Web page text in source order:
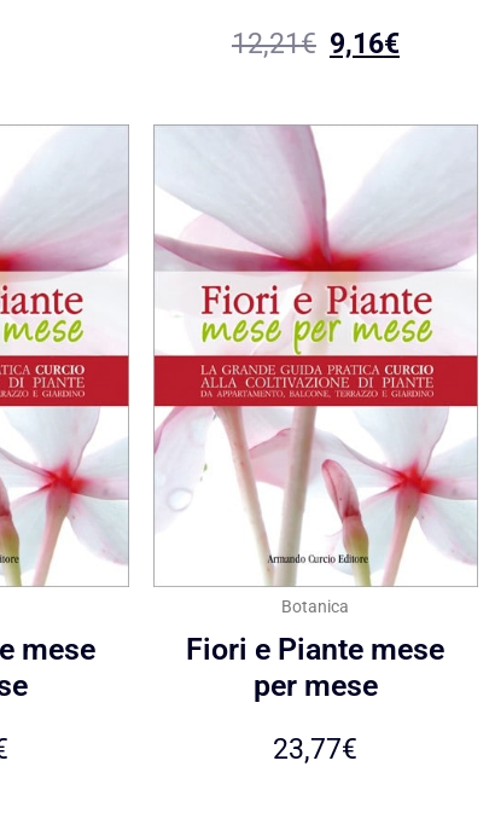
12,21€ 9,16€
mese
Botanica
Fiori e Piante mese
per mese
23,77€